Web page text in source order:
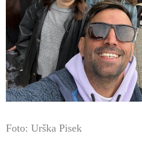
Foto: Urška Pisek